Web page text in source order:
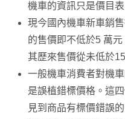
機車的資訊只是價目
現今國內機車新車銷
的售價即不低於5 萬
其歷來售價從未低於
一般機車消費者對機
是誤植錯標價格。這
見到商品有標價錯誤